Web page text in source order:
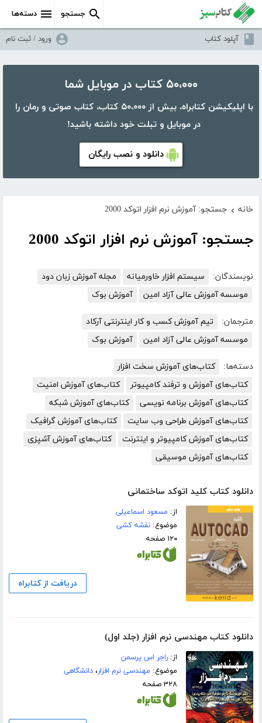
دسته‌ها جستجو
آپلود کتاب ورود / ثبت نام
۵۰،۰۰۰ کتاب در موبایل شما
با اپلیکیشن کتابراه، بیش از ۵۰،۰۰۰ کتاب، کتاب صوتی و رمان را
در موبایل و تبلت خود داشته باشید!
دانلود و نصب رایگان
خانه › جستجو: آموزش نرم افزار اتوکد 2000
جستجو: آموزش نرم افزار اتوکد 2000
نویسندگان: سیستم افزار خاورمیانه
مجله آموزش زبان دود
موسسه آموزش عالی آزاد امین
آموزش بوک
مترجمان:
تیم آموزش کسب و کار اینترنتی آرکاد
موسسه آموزش عالی آزاد امین
آموزش بوک
دسته‌ها:
کتاب‌های آموزش سخت افزار
کتاب‌های آموزش و ترفند کامپیوتر
کتاب‌های آموزش امنیت
کتاب‌های آموزش برنامه نویسی
کتاب‌های آموزش شبکه
کتاب‌های آموزش طراحی وب سایت
کتاب‌های آموزش گرافیک
کتاب‌های آموزش کامپیوتر و اینترنت
کتاب‌های آموزش آشپزی
کتاب‌های آموزش موسیقی
دانلود کتاب کلید اتوکد ساختمانی
از: مسعود اسماعیلی
موضوع:نقشه کشی
۱۲۰ صفحه
دریافت از کتابراه
دانلود کتاب مهندسی نرم افزار (جلد اول)
از:راجر اس پرسمن
موضوع: مهندسی نرم افزار،دانشگاهی
۳۲۸ صفحه